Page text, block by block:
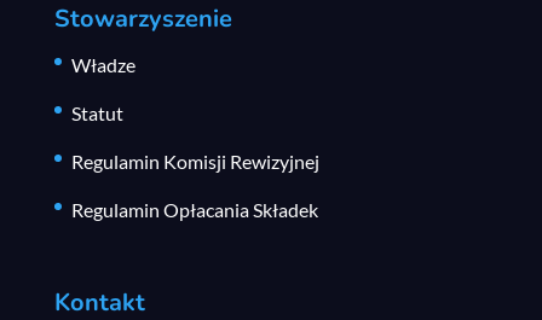
Stowarzyszenie
Władze
Statut
Regulamin Komisji Rewizyjnej
Regulamin Opłacania Składek
Kontakt